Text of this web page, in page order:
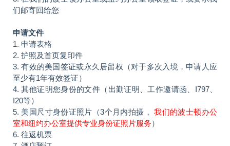
们邮寄回给您
申请文件
1. 申请表格
2. 护照及首页复印件
3. 有效的美国签证或永久居留权（对于多次入境，申请人应
至少有1年有效签证）
4. 其他证明您身份的文件（出勤证明、工作邀请函、I797、
I20等）
5. 美国尺寸身份证照片（3个月内拍摄，我们的波士顿办公
室和纽约办公室提供专业身份证照片服务）
6. 往返机票